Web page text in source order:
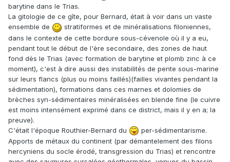
barytine dans le Trias.
La gitologie de ce gîte, pour Bernard, était à voir dans un vaste
ensemble de
stratiformes et de minéralisations filoniennes,
dans le contexte de cette bordure sous-cévenole où il y a eu,
pendant tout le début de l'ère secondaire, des zones de haut
fond dès le Trias (avec formation de barytine et plomb zinc à ce
moment), c'est à dire aussi des instabilités de pente sous-marine
sur leurs flancs (plus ou moins faillés)(failles vivantes pendant la
sédimentation), formations dans ces marnes et dolomies de
brèches syn-sédimentaires minéralisées en blende fine (le cuivre
est moins intensément exprimé dans ce district, mais il y en a; la
preuve).
C'était l'époque Routhier-Bernard du
per-sédimentarisme.
Apports de métaux du continent (par démantelement des filons
hercyniens du socle érodé, transgression du Trias) et rencontre